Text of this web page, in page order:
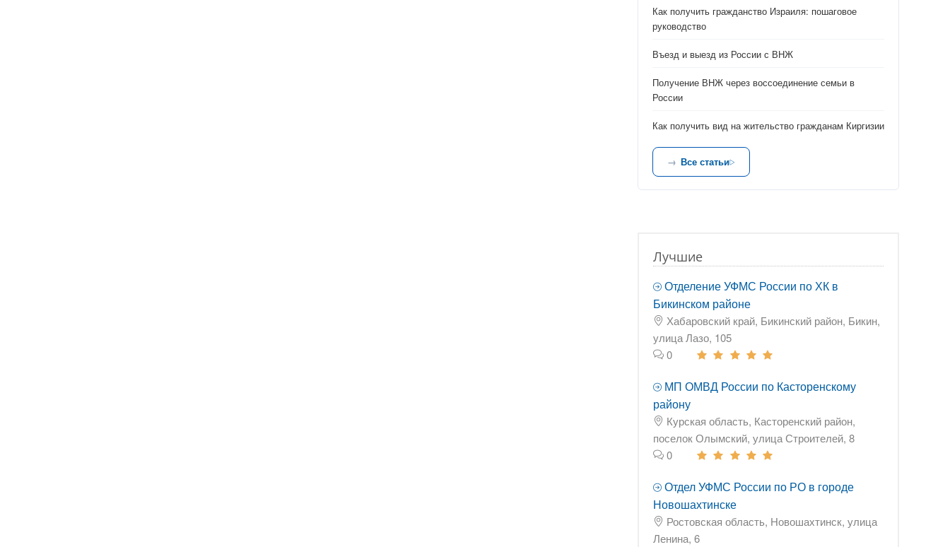
Как получить гражданство Израиля: пошаговое
руководство
Въезд и выезд из России с ВНЖ
Получение ВНЖ через воссоединение семьи в
России
Как получить вид на жительство гражданам Киргизии
Все статьи
Лучшие
Отделение УФМС России по ХК в
Бикинском районе
Хабаровский край, Бикинский район, Бикин,
улица Лазо, 105
0
МП ОМВД России по Касторенскому
району
Курская область, Касторенский район,
поселок Олымский, улица Строителей, 8
0
Отдел УФМС России по РО в городе
Новошахтинске
Ростовская область, Новошахтинск, улица
Ленина, 6